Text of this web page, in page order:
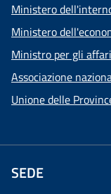
Ministero
Ministero
Ministro per gli
Associazione
Unione delle
SEDE